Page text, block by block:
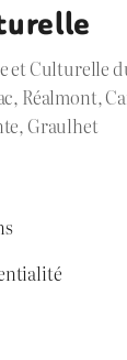
Culturelle
Réalmont,
Graulhet